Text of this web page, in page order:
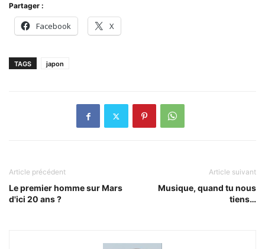
Partager :
Facebook X
TAGS japon
Article précédent
Le premier homme sur Mars
d'ici 20 ans ?
Article suivant
Musique, quand tu nous
tiens…